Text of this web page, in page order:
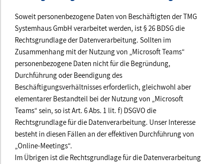
Soweit personenbezogene Daten von Beschäftigten der TMG
Systemhaus GmbH verarbeitet werden, ist § 26 BDSG die
Rechtsgrundlage der Datenverarbeitung. Sollten im
Zusammenhang mit der Nutzung von „Microsoft Teams“
personenbezogene Daten nicht für die Begründung,
Durchführung oder Beendigung des
Beschäftigungsverhältnisses erforderlich, gleichwohl aber
elementarer Bestandteil bei der Nutzung von „Microsoft
Teams“ sein, so ist Art. 6 Abs. 1 lit. f) DSGVO die
Rechtsgrundlage für die Datenverarbeitung. Unser Interesse
besteht in diesen Fällen an der effektiven Durchführung von
„Online-Meetings“.
Im Übrigen ist die Rechtsgrundlage für die Datenverarbeitung